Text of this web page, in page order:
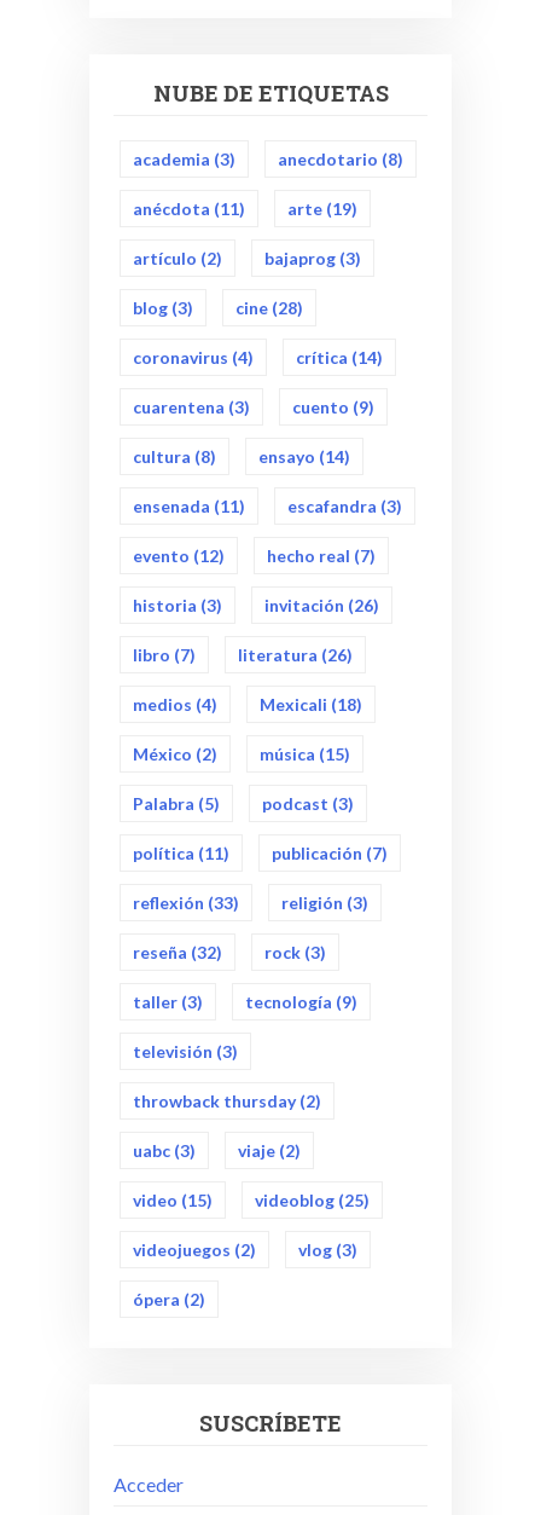
NUBE DE ETIQUETAS
academia (3) anecdotario (8)
anécdota (11) arte (19)
artículo (2) bajaprog (3)
blog (3) cine (28)
coronavirus (4) crítica (14)
cuarentena (3) cuento (9)
cultura (8) ensayo (14)
ensenada (11) escafandra (3)
evento (12) hecho real (7)
historia (3) invitación (26)
libro (7) literatura (26)
medios (4) Mexicali (18)
México (2) música (15)
Palabra (5) podcast (3)
política (11) publicación (7)
reflexión (33) religión (3)
reseña (32) rock (3)
taller (3) tecnología (9)
televisión (3)
throwback thursday(2)
uabc (3) viaje (2)
video (15) videoblog (25)
videojuegos (2) vlog (3)
ópera (2)
SUSCRÍBETE
Acceder